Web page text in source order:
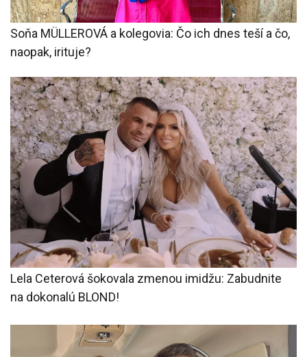
Soňa MÜLLEROVÁ a kolegovia: Čo ich dnes teší a čo,
naopak, irituje?
Lela Ceterová šokovala zmenou imidžu: Zabudnite
na dokonalú BLOND!